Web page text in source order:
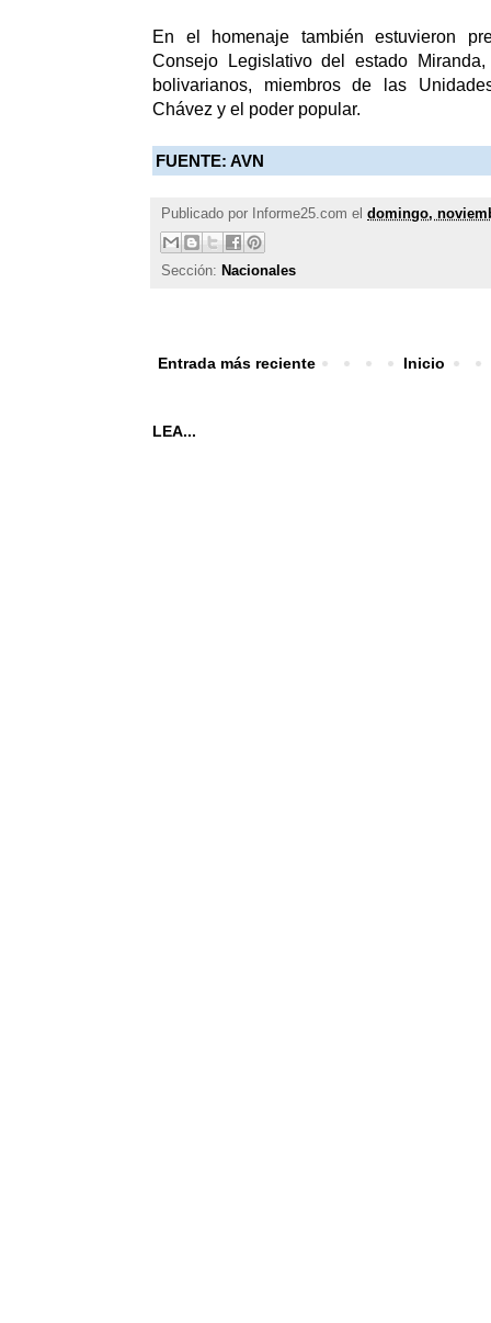
En el homenaje también estuvieron
Consejo Legislativo del estado
bolivarianos, miembros de las
Chávez y el poder popular.
FUENTE: AVN
Publicado por Informe25.com el domingo,
Sección: Nacionales
Entrada más reciente Inicio
LEA...